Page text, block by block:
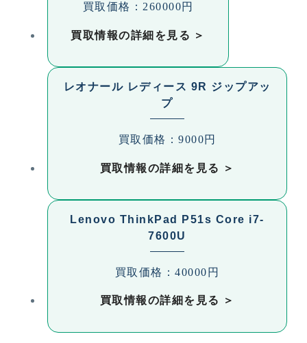
買取価格：260000円
買取情報の詳細を見る
レオナール レディース 9R ジップアッ
プ
買取価格：9000円
買取情報の詳細を見る
Lenovo ThinkPad P51s Core i7-
7600U
買取価格：40000円
買取情報の詳細を見る